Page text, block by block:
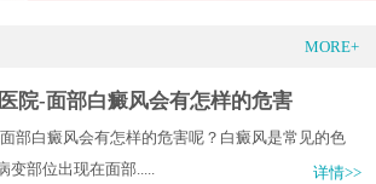
MORE+
院-面部白癜风会有怎样的危害
部白癜风会有怎样的危害呢？白癜风是常见的色
变部位出现在面部.....
详情>>